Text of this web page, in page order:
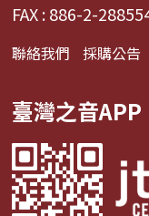
FAX : 886-2-
聯絡我們 採購公告
臺灣之音APP